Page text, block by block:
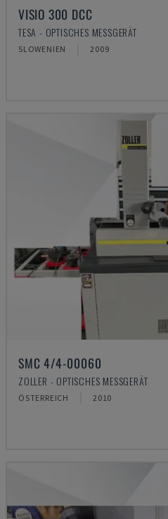
VISIO 300 DCC
TESA - OPTISCHES MESSGERÄT
SLOWENIEN 2009
SMC 4/4-00060
ZOLLER - OPTISCHES MESSGERÄT
ÖSTERREICH 2010